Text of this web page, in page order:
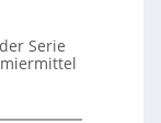
Serie